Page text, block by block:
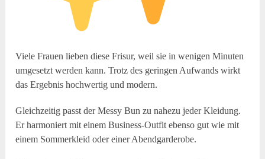
Viele Frauen lieben diese Frisur, weil sie in wenigen Minuten
umgesetzt werden kann. Trotz des geringen Aufwands wirkt
das Ergebnis hochwertig und modern.
Gleichzeitig passt der Messy Bun zu nahezu jeder Kleidung.
Er harmoniert mit einem Business-Outfit ebenso gut wie mit
einem Sommerkleid oder einer Abendgarderobe.